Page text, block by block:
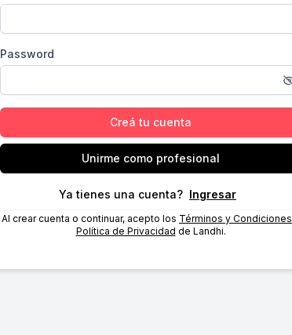
Password
Creá tu cuenta
Unirme como profesional
Ya tienes una cuenta? Ingresar
Al crear cuenta o continuar, acepto los Términos y Condiciones
Política de Privacidad de Landhi.